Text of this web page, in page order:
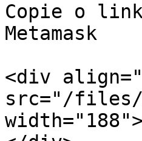
Copie o
Metamask
<div
src="/files/